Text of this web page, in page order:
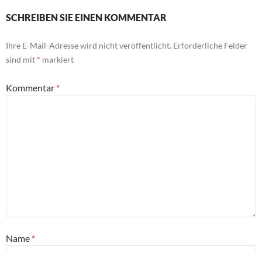
SCHREIBEN SIE EINEN KOMMENTAR
Ihre E-Mail-Adresse wird nicht veröffentlicht. Erforderliche Felder
sind mit * markiert
Kommentar *
Name *